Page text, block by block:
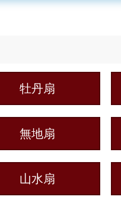
牡丹扇
無地扇
山水扇